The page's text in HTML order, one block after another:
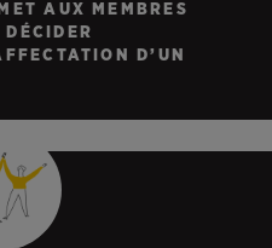
AUX MEMBRES
DÉCIDER
D’UN